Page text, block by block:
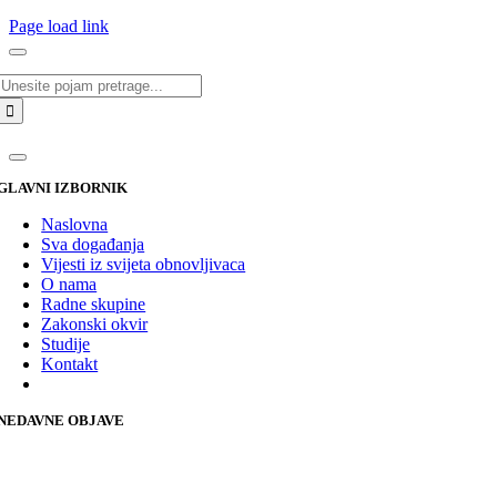
Page load link
IZBORNIK
Naslovna
Sva događanja
Vijesti iz svijeta obnovljivaca
O nama
Radne skupine
Zakonski okvir
Studije
Kontakt
OBJAVE